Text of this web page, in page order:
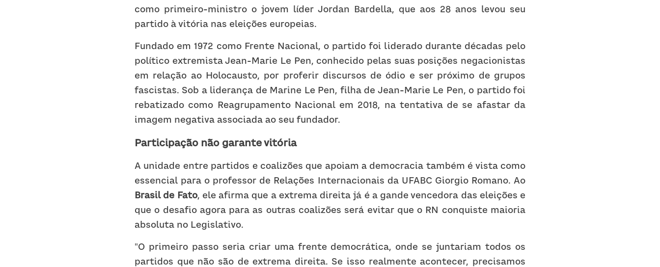
como primeiro-ministro o jovem líder Jordan Bardella, que aos 28 anos levou seu
partido à vitória nas eleições europeias.
Fundado em 1972 como Frente Nacional, o partido foi liderado durante décadas pelo
político extremista Jean-Marie Le Pen, conhecido pelas suas posições negacionistas
em relação ao Holocausto, por proferir discursos de ódio e ser próximo de grupos
fascistas. Sob a liderança de Marine Le Pen, filha de Jean-Marie Le Pen, o partido foi
rebatizado como Reagrupamento Nacional em 2018, na tentativa de se afastar da
imagem negativa associada ao seu fundador.
Participação não garante vitória
A unidade entre partidos e coalizões que apoiam a democracia também é vista como
Brasil de Fato, ele afirma que a extrema direita já é a gande vencedora das eleições e
que o desafio agora para as outras coalizões será evitar que o RN conquiste maioria
absoluta no Legislativo.
"O primeiro passo seria criar uma frente democrática, onde se juntariam todos os
partidos que não são de extrema direita. Se isso realmente acontecer, precisamos